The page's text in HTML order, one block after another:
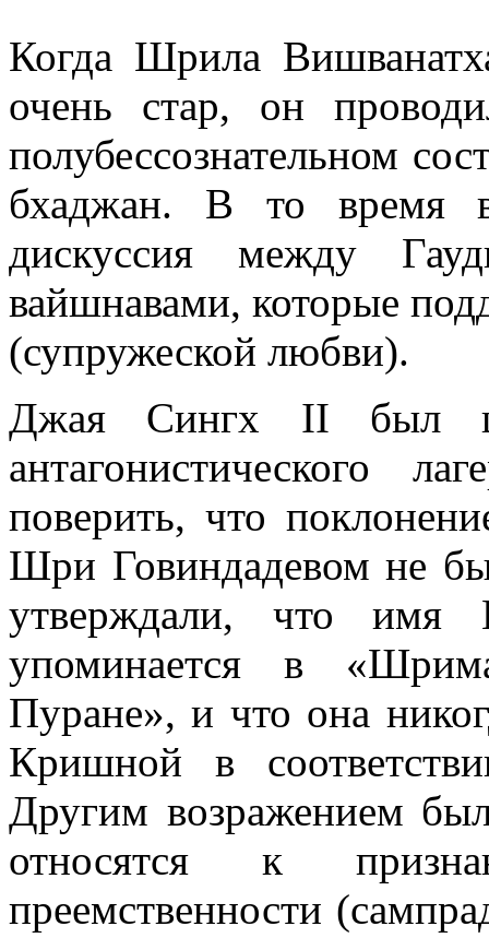
Когда Шрила
очень стар, он
полубессознательном
бхаджан. В то время
дискуссия между
вайшнавами, которые
(супружеской любви).
Джая Сингх II был
антагонистического
поверить, что
Шри Говиндадевом не
утверждали, что имя
упоминается в
Пуране», и что она
Кришной в
Другим возражением
относятся к
преемственности